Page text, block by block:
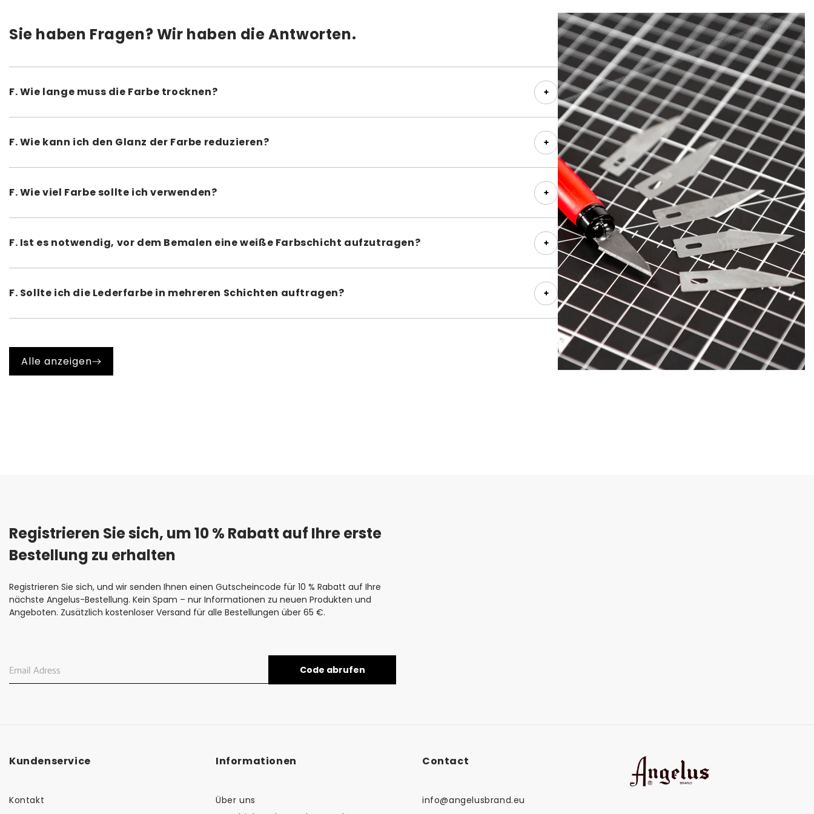
gewünschte Ergebnis erreicht ist. In der Regel ist dies nach drei
bis vier Schichten der Fall.
Lassen Sie die zuletzt aufgetragene Farbschicht mindestens 24
Stunden lang trocknen, bevor Sie das gefärbte Produkt
verwenden.
Wie viele Angelus Lederfarbe Weiß benötige ich?
Ein kleiner Farbtiegel enthält genug Farbe für ein Paar
Lederschuhe.
Mit der großen 118 ml Version können Sie einen Autositz oder
einen Esszimmerstuhl aus Leder färben.
Für ein großes Zweisitzer-Sofa benötigen Sie in der Regel 6 Tiegel
mit 118 ml Lederfarbe.
Die Menge an Preparer und Deglazer sowie dem Finisher
entspricht in der Regel der Hälfte der verwendeten Farbmenge.
Neben Angelus Lederfarbe Weiß finden Sie bei uns viele weitere schöne
Farben der Angelus Lederfarbe. Sehen Sie sich die gesamte Palette an
Angelus Brand
Sie haben Fragen? Wir haben die Antworten.
F. Wie lange muss die Farbe trocknen?
A. Wir empfehlen, jede dünne Schicht 10 bis 25 Minuten trocknen zu lassen; die letzte Schicht sollte vor dem Auftragen
F. Wie kann ich den Glanz der Farbe reduzieren?
A. Der Angelus Duller wurde speziell entwickelt, um den Glanz von Lederfarben zu mindern. Vor dem Lackieren können
F. Wie viel Farbe sollte ich verwenden?
A. Das hängt von der Größe, Art und dem Verwendungszweck Ihres Projekts ab. Ein Paar Schuhe, z. B. Turnschuhe, kann
F. Ist es notwendig, vor dem Bemalen eine weiße Farbschicht aufzutragen?
A. Trotz der hohen Deckkraft von Angelus Lederfarben kann das Aufhellen von dunklem Leder schwierig sein. Wir
empfehlen daher, zunächst eine Schicht weißer Lederfarbe aufzutragen, um eine optimale Farbqualität zu erzielen.
F. Sollte ich die Lederfarbe in mehreren Schichten auftragen?
A. Ja, tragen Sie die Farbe immer in mehreren dünnen Schichten auf. Eine zu dicke Farbschicht bleibt nicht elastisch,
Alle anzeigen
Registrieren Sie sich, um 10 % Rabatt auf Ihre erste
Bestellung zu erhalten
Registrieren Sie sich, und wir senden Ihnen einen Gutscheincode für 10 % Rabatt auf Ihre
nächste Angelus-Bestellung. Kein Spam – nur Informationen zu neuen Produkten und
Angeboten. Zusätzlich kostenloser Versand für alle Bestellungen über 65 €.
Code abrufen
Kundenservice
Kontakt
Informationen
Über uns
Contact
info@angelusbrand.eu